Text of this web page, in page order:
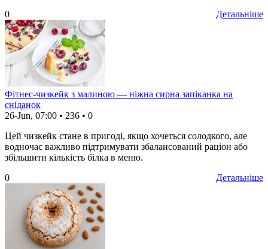
Детальніше
0
Фітнес-чизкейк з малиною — ніжна сирна запіканка на
сніданок
26-Jun, 07:00 • 236 • 0
Цей чизкейк стане в пригоді, якщо хочеться солодкого, але
водночас важливо підтримувати збалансований раціон або
збільшити кількість білка в меню.
Детальніше
0